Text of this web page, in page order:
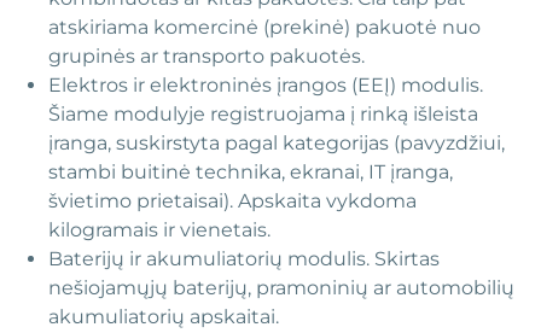
atskiriama komercinė (prekinė) pakuotė nuo
grupinės ar transporto pakuotės.
Elektros ir elektroninės įrangos (EEĮ) modulis.
Šiame modulyje registruojama į rinką išleista
įranga, suskirstyta pagal kategorijas (pavyzdžiui,
stambi buitinė technika, ekranai, IT įranga,
švietimo prietaisai). Apskaita vykdoma
kilogramais ir vienetais.
Baterijų ir akumuliatorių modulis. Skirtas
nešiojamųjų baterijų, pramoninių ar automobilių
akumuliatorių apskaitai.